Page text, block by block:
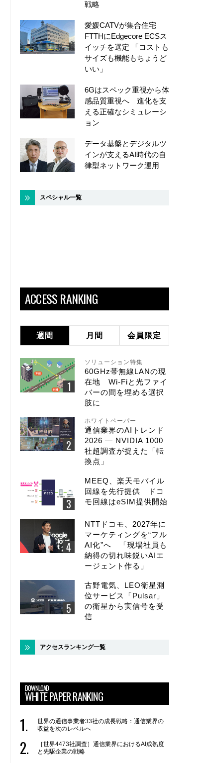
戦略
愛媛CATVが集合住宅
FTTHにEdgecore ECSス
イッチを選定 「コストも
サイズも機能もちょうど
いい」
6Gはスペック重視から体
感品質重視へ 進化を支
える正確なシミュレーシ
ョン
データ基盤とデジタルツ
インが支えるAI時代の自
律型ネットワーク運用
スペシャル一覧
ACCESS RANKING
週間 月間 会員限定
ソリューション特集
60GHz帯無線LANの現
在地 Wi-Fiと光ファイ
バーの間を埋める選択
肢に
ホワイトペーパー
通信業界のAIトレンド
2026 ― NVIDIA 1000
社超調査が捉えた「転
換点」
MEEQ、楽天モバイル
回線を先行提供 ドコ
モ回線はeSIM提供開始
NTTドコモ、2027年に
マーケティングを“フル
AI化”へ 「現場社員も
納得の切れ味鋭いAIエ
ージェント作る」
古野電気、LEO衛星測
位サービス「Pulsar」
の衛星から実信号を受
信
アクセスランキング一覧
DOWNLOAD
WHITE PAPER RANKING
世界の通信事業者33社の成長戦略：通信業界の
収益を次のレベルへ
［世界4473社調査］通信業界におけるAI成熟度
と先駆企業の戦略